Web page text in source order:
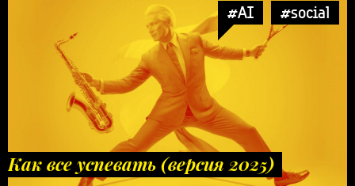
#AI #social
Как все успевать (версия 2025)